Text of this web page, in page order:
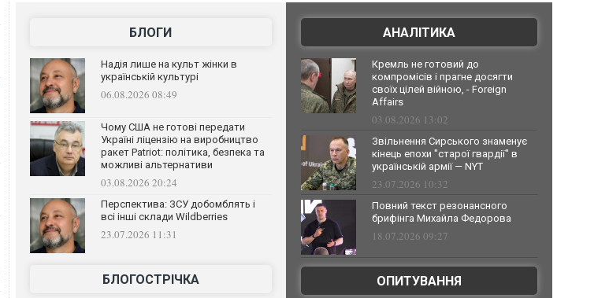
БЛОГИ
Надія лише на культ жінки в
українській культурі
06.08.2026 08:49
Чому США не готові передати
Україні ліцензію на виробництво
ракет Patriot: політика, безпека та
можливі альтернативи
03.08.2026 20:24
Перспектива: ЗСУ добомблять і
всі інші склади Wildberries
23.07.2026 11:31
БЛОГОСТРІЧКА
АНАЛІТИКА
Кремль не готовий до
компромісів і прагне досягти
своїх цілей війною, - Foreign
Affairs
03.08.2026 13:02
Звільнення Сирського знаменує
кінець епохи "старої гвардії" в
українській армії — NYT
23.07.2026 10:32
Повний текст резонансного
брифінга Михайла Федорова
18.07.2026 09:27
ОПИТУВАННЯ